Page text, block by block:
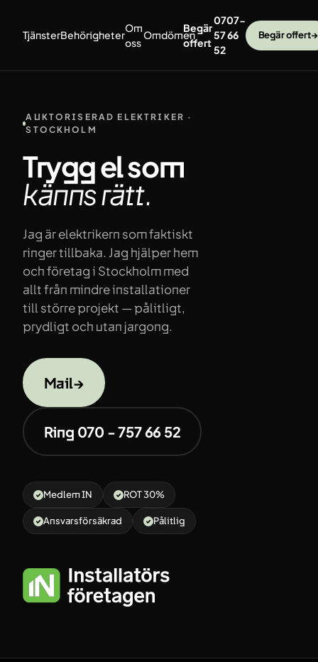
TjänsterBehörigheter
Om
oss
Omdömen
Begär
offert
0707-
57 66
52
Begär offert→
AUKTORISERAD ELEKTRIKER ·
STOCKHOLM
Trygg el som
kännsrätt.
Jag är elektrikern som faktiskt
ringer tillbaka. Jag hjälper hem
och företag i Stockholm med
allt från mindre installationer
till större projekt — pålitligt,
prydligt och utan jargong.
Mail→
Ring 070 - 757 66 52
Medlem IN ROT 30%
Ansvarsförsäkrad Pålitlig